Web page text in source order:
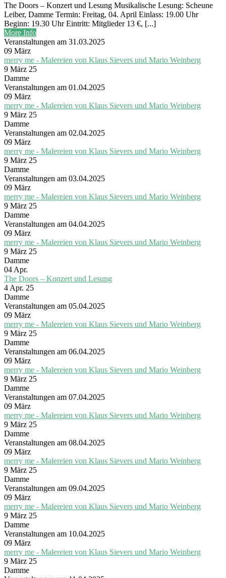
The Doors – Konzert und Lesung Musikalische Lesung: Scheune
Leiber, Damme Termin: Freitag, 04. April Einlass: 19.00 Uhr
Beginn: 19.30 Uhr Eintritt: Mitglieder 13 €, [...]
More Info
Veranstaltungen am 31.03.2025
09 März
merry me - Malereien von Klaus Sievers und Mario Weinberg
9 März 25
Damme
Veranstaltungen am 01.04.2025
09 März
merry me - Malereien von Klaus Sievers und Mario Weinberg
9 März 25
Damme
Veranstaltungen am 02.04.2025
09 März
merry me - Malereien von Klaus Sievers und Mario Weinberg
9 März 25
Damme
Veranstaltungen am 03.04.2025
09 März
merry me - Malereien von Klaus Sievers und Mario Weinberg
9 März 25
Damme
Veranstaltungen am 04.04.2025
09 März
merry me - Malereien von Klaus Sievers und Mario Weinberg
9 März 25
Damme
04 Apr.
The Doors – Konzert und Lesung
4 Apr. 25
Damme
Veranstaltungen am 05.04.2025
09 März
merry me - Malereien von Klaus Sievers und Mario Weinberg
9 März 25
Damme
Veranstaltungen am 06.04.2025
09 März
merry me - Malereien von Klaus Sievers und Mario Weinberg
9 März 25
Damme
Veranstaltungen am 07.04.2025
09 März
merry me - Malereien von Klaus Sievers und Mario Weinberg
9 März 25
Damme
Veranstaltungen am 08.04.2025
09 März
merry me - Malereien von Klaus Sievers und Mario Weinberg
9 März 25
Damme
Veranstaltungen am 09.04.2025
09 März
merry me - Malereien von Klaus Sievers und Mario Weinberg
9 März 25
Damme
Veranstaltungen am 10.04.2025
09 März
merry me - Malereien von Klaus Sievers und Mario Weinberg
9 März 25
Damme